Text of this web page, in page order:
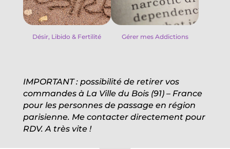
Désir, Libido & Fertilité Gérer mes Addictions
IMPORTANT : possibilité de retirer vos
commandes à La Ville du Bois (91) – France
pour les personnes de passage en région
parisienne. Me contacter directement pour
RDV. A très vite !